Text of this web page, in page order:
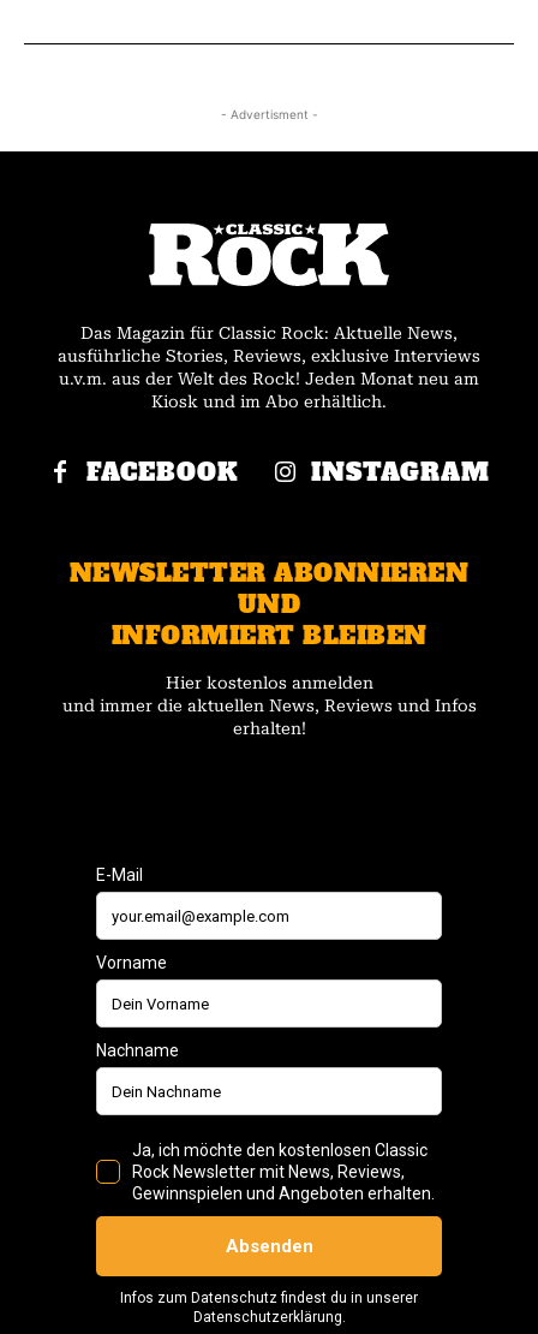
- Advertisment -
Das Magazin für Classic Rock: Aktuelle News,
ausführliche Stories, Reviews, exklusive Interviews
u.v.m. aus der Welt des Rock! Jeden Monat neu am
Kiosk und im Abo erhältlich.
FACEBOOK INSTAGRAM
NEWSLETTER ABONNIEREN
UND
INFORMIERT BLEIBEN
Hier kostenlos anmelden
und immer die aktuellen News, Reviews und Infos
erhalten!